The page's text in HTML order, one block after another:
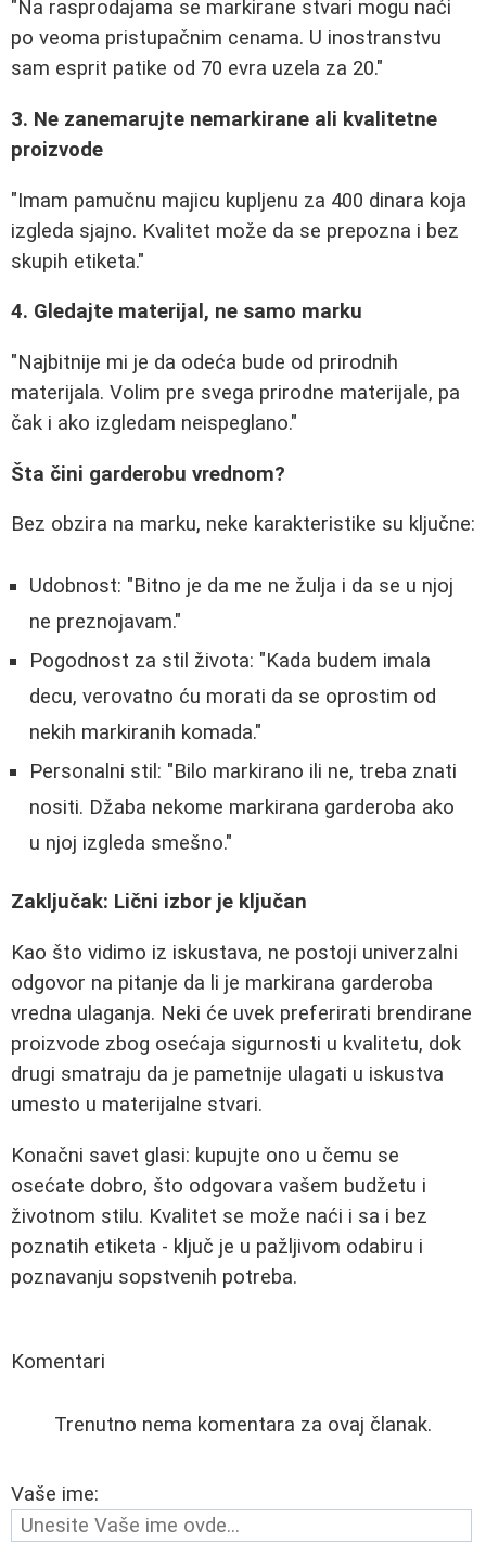
"Na rasprodajama se markirane stvari mogu naći
po veoma pristupačnim cenama. U inostranstvu
sam esprit patike od 70 evra uzela za 20."
3. Ne zanemarujte nemarkirane ali kvalitetne
proizvode
"Imam pamučnu majicu kupljenu za 400 dinara koja
izgleda sjajno. Kvalitet može da se prepozna i bez
skupih etiketa."
4. Gledajte materijal, ne samo marku
"Najbitnije mi je da odeća bude od prirodnih
materijala. Volim pre svega prirodne materijale, pa
čak i ako izgledam neispeglano."
Šta čini garderobu vrednom?
Bez obzira na marku, neke karakteristike su ključne:
Udobnost: "Bitno je da me ne žulja i da se u njoj
ne preznojavam."
Pogodnost za stil života: "Kada budem imala
decu, verovatno ću morati da se oprostim od
nekih markiranih komada."
Personalni stil: "Bilo markirano ili ne, treba znati
nositi. Džaba nekome markirana garderoba ako
u njoj izgleda smešno."
Zaključak: Lični izbor je ključan
Kao što vidimo iz iskustava, ne postoji univerzalni
odgovor na pitanje da li je markirana garderoba
vredna ulaganja. Neki će uvek preferirati brendirane
proizvode zbog osećaja sigurnosti u kvalitetu, dok
drugi smatraju da je pametnije ulagati u iskustva
umesto u materijalne stvari.
Konačni savet glasi: kupujte ono u čemu se
osećate dobro, što odgovara vašem budžetu i
životnom stilu. Kvalitet se može naći i sa i bez
poznatih etiketa - ključ je u pažljivom odabiru i
poznavanju sopstvenih potreba.
Komentari
Trenutno nema komentara za ovaj članak.
Vaše ime: